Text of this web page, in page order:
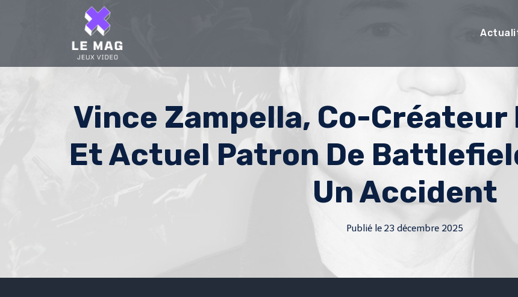
Vince Zampella, Co-Créateur
Et Actuel Patron De
Un Accident
Publié le 23 décembre 2025